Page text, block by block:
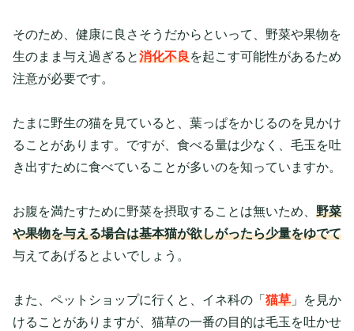
そのため、健康に良さそうだからといって、野菜や果物を
生のまま与え過ぎると消化不良を起こす可能性があるため
注意が必要です。
たまに野生の猫を見ていると、葉っぱをかじるのを見かけ
ることがあります。ですが、食べる量は少なく、毛玉を吐
き出すために食べていることが多いのを知っていますか。
お腹を満たすために野菜を摂取することは無いため、 野菜
や果物を与える場合は基本猫が欲しがったら少量をゆでて
与えてあげるとよいでしょう。
また、ペットショップに行くと、イネ科の「 猫草 」を見か
けることがありますが、猫草の一番の目的は毛玉を吐かせ